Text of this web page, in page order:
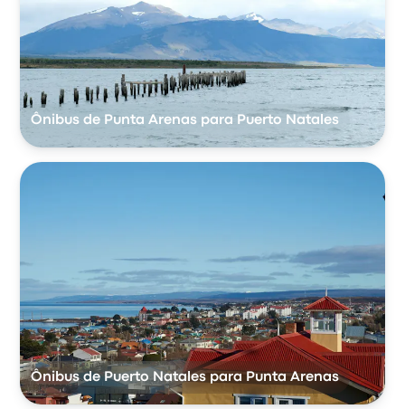
Ônibus de Punta Arenas para Puerto Natales
Ônibus de Puerto Natales para Punta Arenas